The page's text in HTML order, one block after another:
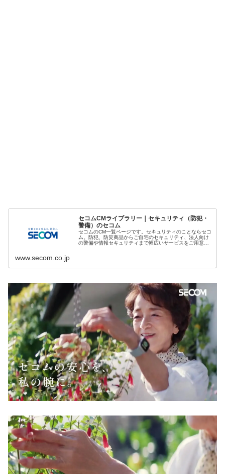
セコムCMライブラリー｜セキュリティ（防犯・
警備）のセコム
セコムのCM一覧ページです。セキュリティのことならセコ
ム。防犯、防災商品からご自宅のセキュリティ、法人向け
の警備や情報セキュリティまで幅広いサービスをご用意し
www.secom.co.jp